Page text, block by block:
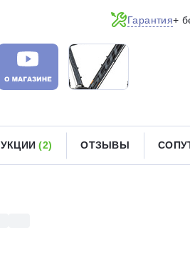
Гарантия+
(2) ОТЗЫВЫ